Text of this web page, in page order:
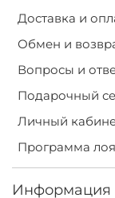
Доставка и
Обмен и
Вопросы и
Подарочный
Личный
Программа
Информация